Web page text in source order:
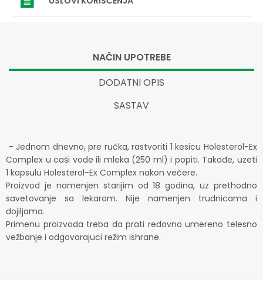
NAČIN UPOTREBE
DODATNI OPIS
SASTAV
- Jednom dnevno, pre ručka, rastvoriti 1 kesicu Holesterol-Ex
Complex u caši vode ili mleka (250 ml) i popiti. Takođe, uzeti
1 kapsulu Holesterol-Ex Complex nakon večere.
Proizvod je namenjen starijim od 18 godina, uz prethodno
savetovanje sa lekarom. Nije namenjen trudnicama i
dojiljama.
Primenu proizvoda treba da prati redovno umereno telesno
vežbanje i odgovarajuci režim ishrane.